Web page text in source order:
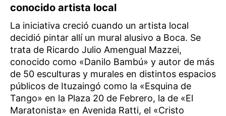
conocido artista local
La iniciativa creció cuando un artista local
decidió pintar allí un mural alusivo a Boca. Se
trata de Ricardo Julio Amengual Mazzei,
conocido como «Danilo Bambú» y autor de más
de 50 esculturas y murales en distintos espacios
públicos de Ituzaingó como la «Esquina de
Tango» en la Plaza 20 de Febrero, la de «El
Maratonista» en Avenida Ratti, el «Cristo